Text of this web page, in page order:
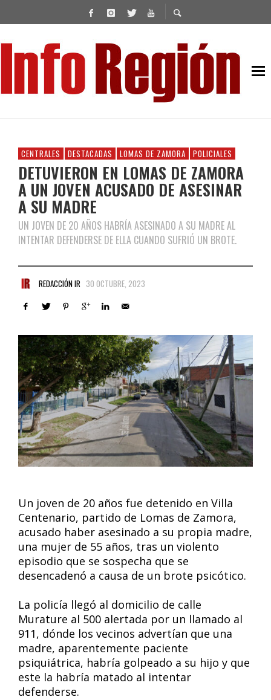
CENTRALES DESTACADAS LOMAS DE ZAMORA POLICIALES
DETUVIERON EN LOMAS DE ZAMORA
A UN JOVEN ACUSADO DE ASESINAR
A SU MADRE
UN JOVEN DE 20 AÑOS HABRÍA ASESINADO A SU MADRE AL
INTENTAR DEFENDERSE DE ELLA CUANDO SUFRIÓ UN BROTE.
REDACCIÓN IR 30 OCTUBRE, 2023
Un joven de 20 años fue detenido en Villa
Centenario, partido de Lomas de Zamora,
acusado haber asesinado a su propia madre,
una mujer de 55 años, tras un violento
episodio que se sospecha que se
desencadenó a causa de un brote psicótico.
La policía llegó al domicilio de calle
Murature al 500 alertada por un llamado al
911, dónde los vecinos advertían que una
madre, aparentemente paciente
psiquiátrica, habría golpeado a su hijo y que
este la habría matado al intentar
defenderse.